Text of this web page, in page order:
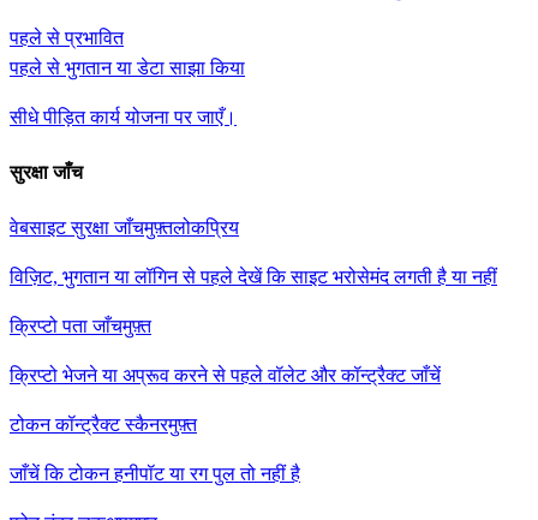
पहले से प्रभावित
पहले से भुगतान या डेटा साझा किया
सीधे पीड़ित कार्य योजना पर जाएँ।
सुरक्षा जाँच
वेबसाइट सुरक्षा जाँचमुफ़्तलोकप्रिय
विज़िट, भुगतान या लॉगिन से पहले देखें कि साइट भरोसेमंद लगती है या नहीं
क्रिप्टो पता जाँचमुफ़्त
क्रिप्टो भेजने या अप्रूव करने से पहले वॉलेट और कॉन्ट्रैक्ट जाँचें
टोकन कॉन्ट्रैक्ट स्कैनरमुफ़्त
जाँचें कि टोकन हनीपॉट या रग पुल तो नहीं है